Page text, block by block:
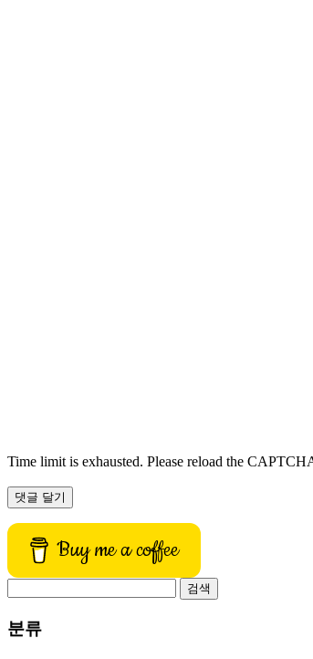
Time limit is exhausted. Please reload the
Buy me a coffee
분류